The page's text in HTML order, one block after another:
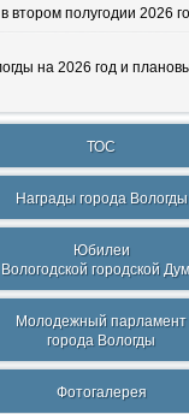
втором полугодии 2026
на 2026 год и
ТОС
Награды города Вологды
Юбилеи
Вологодской городской
Молодежный парламент
города Вологды
Фотогалерея